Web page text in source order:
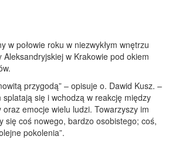
w połowie roku w niezwykłym wnętrzu
Aleksandryjskiej w Krakowie pod okiem
przygodą” – opisuje o. Dawid Kusz. –
splatają się i wchodzą w reakcję między
oraz emocje wielu ludzi. Towarzyszy im
się coś nowego, bardzo osobistego; coś,
pokolenia”.